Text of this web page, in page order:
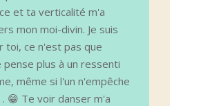
et ta verticalité m'a
mon moi-divin. Je suis
toi, ce n'est pas que
pense plus à un ressenti
même si l'un n'empêche
😁 Te voir danser m'a